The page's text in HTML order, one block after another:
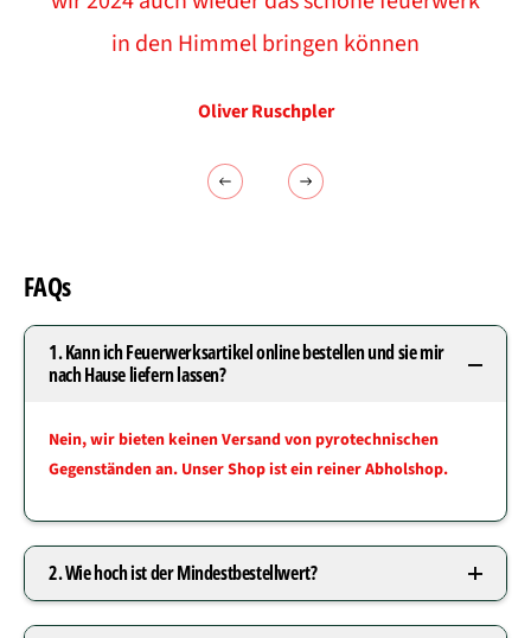
in den Himmel bringen können
Oliver Ruschpler
FAQs
1. Kann ich Feuerwerksartikel online bestellen und sie mir
nach Hause liefern lassen?
Nein, wir bieten keinen Versand von pyrotechnischen
Gegenständen an. Unser Shop ist ein reiner Abholshop.
2. Wie hoch ist der Mindestbestellwert?